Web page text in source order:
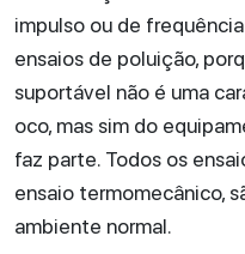
impulso ou de
ensaios de poluição,
suportável não é uma
oco, mas sim do
faz parte. Todos os
ensaio termomecânico,
ambiente normal.